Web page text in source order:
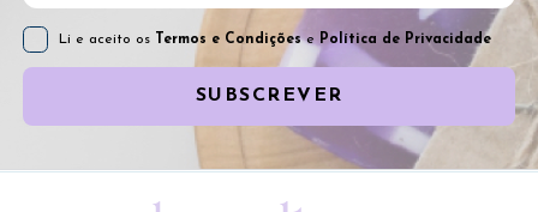
Li e aceito os Termos e Condiçõese Política de Privacidade
SUBSCREVER